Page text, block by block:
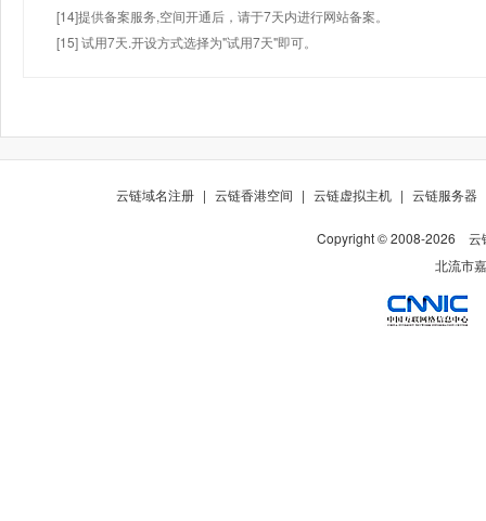
[14]提供备案服务,空间开通后，请于7天内进行网站备案。
[15] 试用7天.开设方式选择为"试用7天"即可。
云链域名注册 | 云链香港空间 | 云链虚拟主机 | 云链服务器
Copyright © 2008-2026
云
北流市